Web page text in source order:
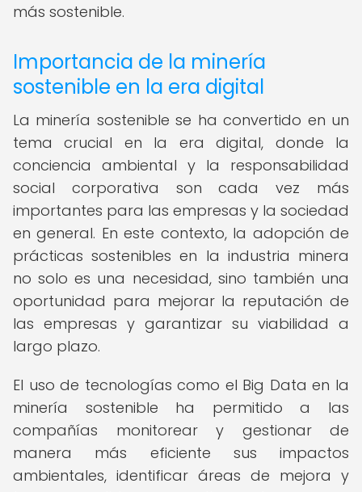
más sostenible.
Importancia de la minería
sostenible en la era digital
La minería sostenible se ha convertido en un
tema crucial en la era digital, donde la
conciencia ambiental y la responsabilidad
social corporativa son cada vez más
importantes para las empresas y la sociedad
en general. En este contexto, la adopción de
prácticas sostenibles en la industria minera
no solo es una necesidad, sino también una
oportunidad para mejorar la reputación de
las empresas y garantizar su viabilidad a
largo plazo.
El uso de tecnologías como el Big Data en la
minería sostenible ha permitido a las
compañías monitorear y gestionar de
manera más eficiente sus impactos
ambientales, identificar áreas de mejora y